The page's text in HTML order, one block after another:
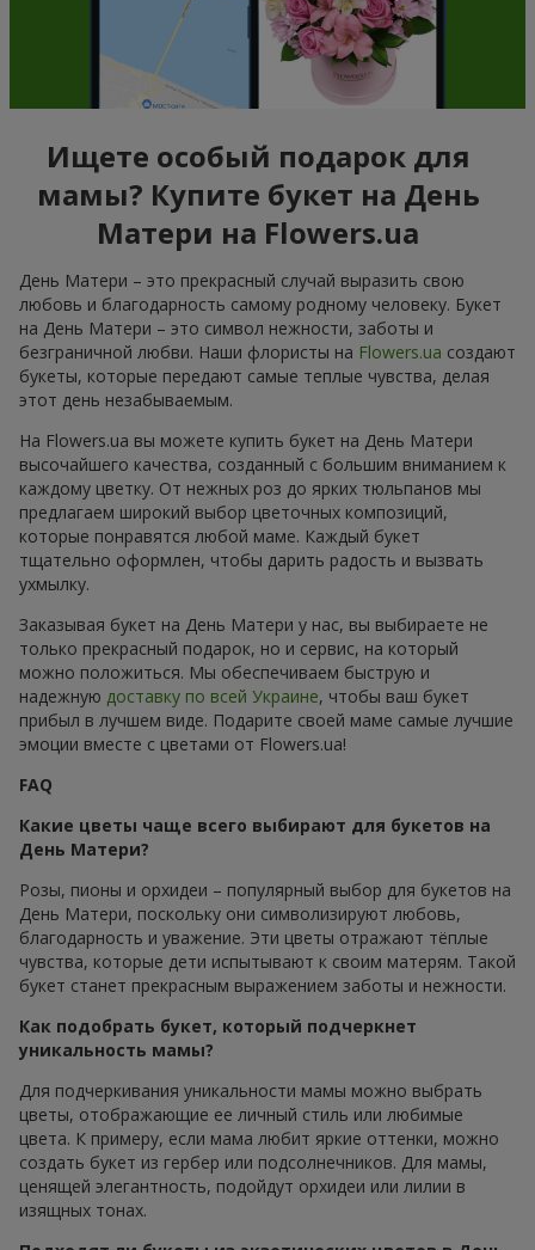
Ищете особый подарок для
мамы? Купите букет на День
Матери на Flowers.ua
День Матери – это прекрасный случай выразить свою
любовь и благодарность самому родному человеку. Букет
на День Матери – это символ нежности, заботы и
безграничной любви. Наши флористы на Flowers.ua создают
букеты, которые передают самые теплые чувства, делая
этот день незабываемым.
На Flowers.ua вы можете купить букет на День Матери
высочайшего качества, созданный с большим вниманием к
каждому цветку. От нежных роз до ярких тюльпанов мы
предлагаем широкий выбор цветочных композиций,
которые понравятся любой маме. Каждый букет
тщательно оформлен, чтобы дарить радость и вызвать
ухмылку.
Заказывая букет на День Матери у нас, вы выбираете не
только прекрасный подарок, но и сервис, на который
можно положиться. Мы обеспечиваем быструю и
надежную доставку по всей Украине, чтобы ваш букет
прибыл в лучшем виде. Подарите своей маме самые лучшие
эмоции вместе с цветами от Flowers.ua!
FAQ
Какие цветы чаще всего выбирают для букетов на
День Матери?
Розы, пионы и орхидеи – популярный выбор для букетов на
День Матери, поскольку они символизируют любовь,
благодарность и уважение. Эти цветы отражают тёплые
чувства, которые дети испытывают к своим матерям. Такой
букет станет прекрасным выражением заботы и нежности.
Как подобрать букет, который подчеркнет
уникальность мамы?
Для подчеркивания уникальности мамы можно выбрать
цветы, отображающие ее личный стиль или любимые
цвета. К примеру, если мама любит яркие оттенки, можно
создать букет из гербер или подсолнечников. Для мамы,
ценящей элегантность, подойдут орхидеи или лилии в
изящных тонах.